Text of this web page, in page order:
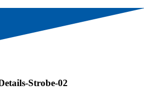
Strobe-02